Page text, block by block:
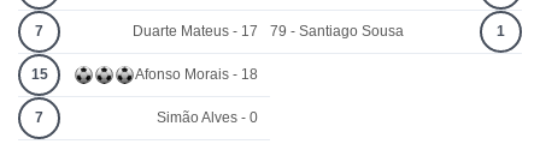
7 Duarte Mateus - 17
15 Afonso Morais - 18
7 Simão Alves - 0
79 - Santiago Sousa 1